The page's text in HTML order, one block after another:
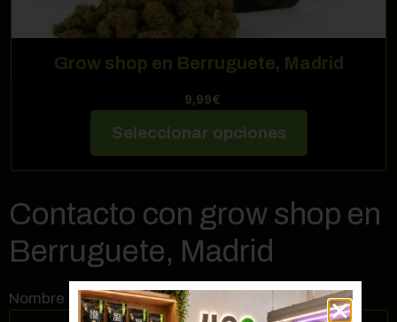
Grow shop en Berruguete, Madrid
9,99€
Seleccionar opciones
Contacto con grow shop en
Berruguete, Madrid
Nombre (requerido)